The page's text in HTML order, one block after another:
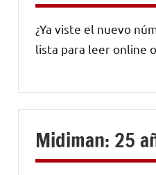
¿Ya viste el nuevo
lista para leer online
Midiman: 25